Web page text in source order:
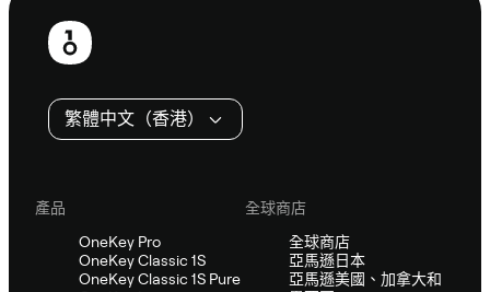
頁
繁體中文（香港）
產品
OneKey Pro
OneKey Classic 1S
OneKey Classic 1S Pure
全球商店
全球商店
亞馬遜日本
亞馬遜美國、加拿大和